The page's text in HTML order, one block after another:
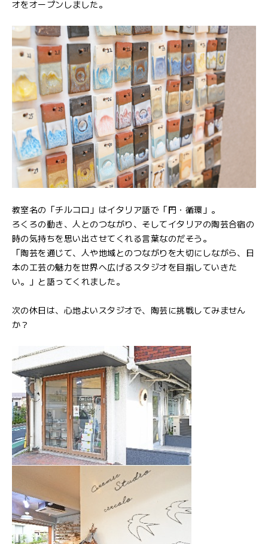
オをオープンしました。
教室名の「チルコロ」はイタリア語で「円・循環」。
ろくろの動き、人とのつながり、そしてイタリアの陶芸合宿の
時の気持ちを思い出させてくれる言葉なのだそう。
「陶芸を通じて、人や地域とのつながりを大切にしながら、日
本の工芸の魅力を世界へ広げるスタジオを目指していきた
い。」と語ってくれました。
次の休日は、心地よいスタジオで、陶芸に挑戦してみません
か？